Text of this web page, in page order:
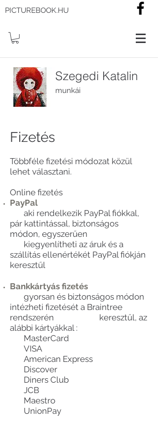
PICTUREBOOK.HU
Szegedi Katalin
munkái
Fizetés
Többféle fizetési módozat közül
lehet választani.
Online fizetés
PayPal ​​
aki rendelkezik PayPal fiókkal,
pár kattintással, biztonságos
módon, egyszerűen
kiegyenlítheti az áruk és a
szállítás ellenértékét PayPal fiókján
keresztűl
Bankkártyás fizetés
gyorsan és biztonságos módon
intézheti fizetését a Braintree
rendszerén keresztűl, az
alábbi kártyákkal :​
MasterCard
VISA
American Express
Discover
Diners Club
JCB
Maestro
UnionPay